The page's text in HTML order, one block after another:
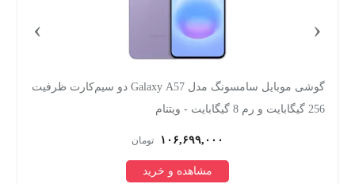
گوشی موبایل آنر مدل X9d دو سیم کارت ظرفیت 256 گیگابایت
و رم 12 گیگابایت
۹۵,۰۰۰,۰۰۰ تومان
مشاهده و خرید
‹
›